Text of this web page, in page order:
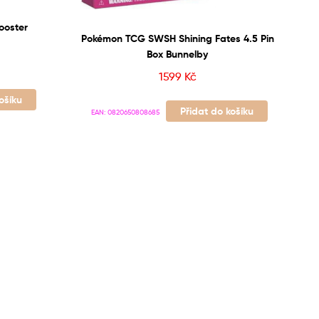
Pokémon TCG SWSH Shining Fates 4.5 Pin
Box Bunnelby
1599 Kč
EAN: 0820650808685 Přidat do košíku